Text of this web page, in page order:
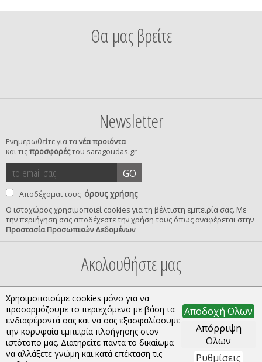
Θα μας βρείτε
Newsletter
Ενημερωθείτε για τανέα προιόντα
και τιςπροσφορέςτου saragoudas.gr
το
email
σας
GO
Αποδέχομαι τους όρους χρήσης
Ο ιστοχώρος χρησιμοποιεί cookies για τη βέλτιστη εμπειρία σας. Με
την περιήγηση σας αποδέχεστε την χρήση τους όπως αναφέρεται στην
Προστασία Προσωπικών Δεδομένων
confirmation
Ακολουθήστε μας
Copyright © 2026 saragoudas.gr. All rights reserved.
Χρησιμοποιούμε cookies μόνο για να
προσαρμόζουμε το περιεχόμενο με βάση τα
ενδιαφέροντά σας και να σας εξασφαλίσουμε
την κορυφαία εμπειρία πλοήγησης στον
ιστότοπο μας. Διατηρείτε πάντα το δικαίωμα
να αλλάξετε γνώμη και κατά επέκταση τις
Αποδοχή Ολων
Απόρριψη
Ολων
Ρυθμίσεις